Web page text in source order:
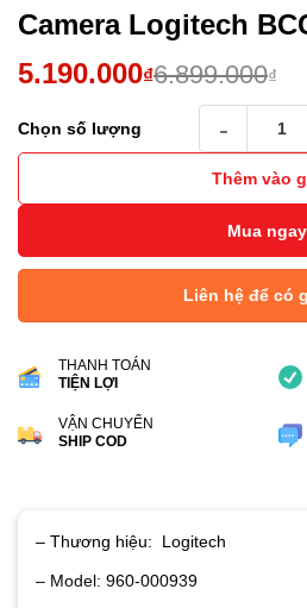
Camera Logitech
6.899.000₫
Giá
là:
5.190.000₫
Giá
tại
5.190.000₫.
Chọn số lượng
Thêm vào
Mua ngay
Liên hệ để có
THANH TOÁN
TIỆN LỢI
VẬN CHUYỂN
SHIP COD
– Thương hiệu: Logitech
– Model: 960-000939